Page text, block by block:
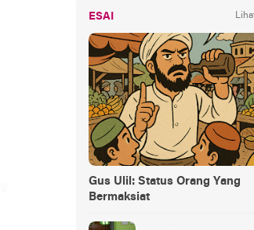
ESAI
Gus Ulil: Status Orang Yang
Bermaksiat